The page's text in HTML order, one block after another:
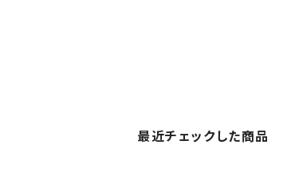
最近チェックした商品